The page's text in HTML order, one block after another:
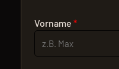
Vorname *